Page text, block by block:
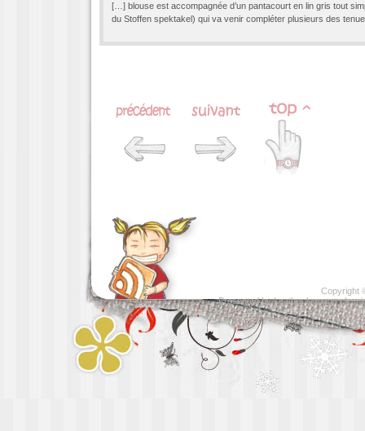
[…] blouse est accompagnée d’un pantacourt en lin gris tout
du Stoffen spektakel) qui va venir compléter plusieurs des
Copyright
Presented byLeather luggage